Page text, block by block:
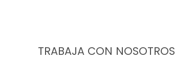
TRABAJA CON NOSOTROS